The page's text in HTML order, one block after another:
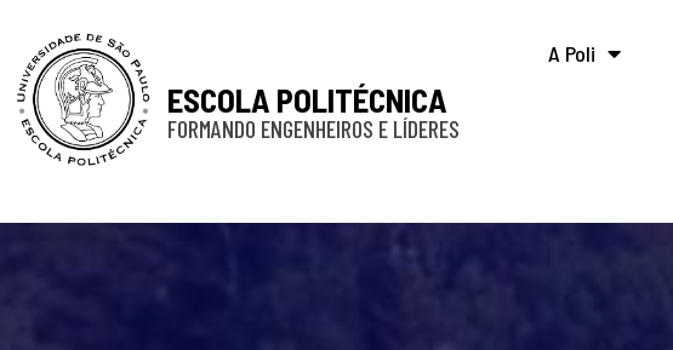
ESCOLA POLITÉCNICA
FORMANDO ENGENHEIROS E LÍDERES
A Poli